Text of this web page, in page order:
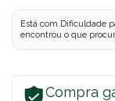
Está com Dificuldade
encontrou o que
Compra